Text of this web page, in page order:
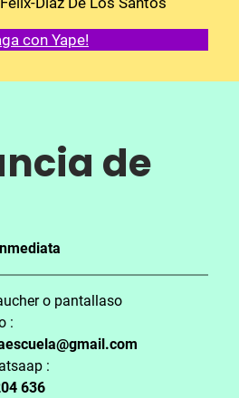
con Yape!
de
o pantallaso
:
:
636